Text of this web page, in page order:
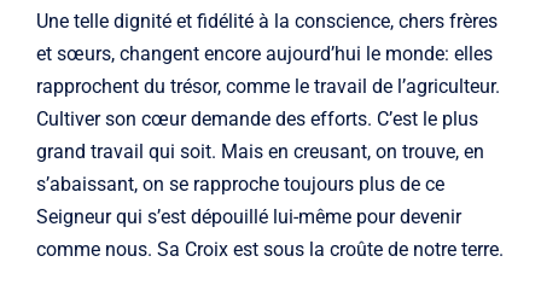
Une telle dignité et fidélité à la conscience, chers frères
et sœurs, changent encore aujourd’hui le monde: elles
rapprochent du trésor, comme le travail de l’agriculteur.
Cultiver son cœur demande des efforts. C’est le plus
grand travail qui soit. Mais en creusant, on trouve, en
s’abaissant, on se rapproche toujours plus de ce
Seigneur qui s’est dépouillé lui-même pour devenir
comme nous. Sa Croix est sous la croûte de notre terre.